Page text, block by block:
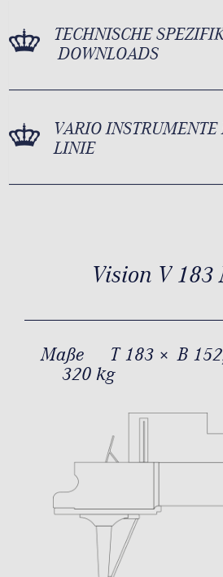
TECHNISCHE
DOWNLOADS
VARIO INSTRUMENTE
LINIE
Vision V 183
Maße T 183 × B
320 kg